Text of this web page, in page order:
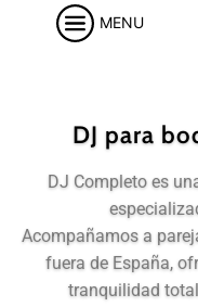
MENU
DJ para
DJ Completo es
Acompañamos a
fuera de España,
tranquilidad